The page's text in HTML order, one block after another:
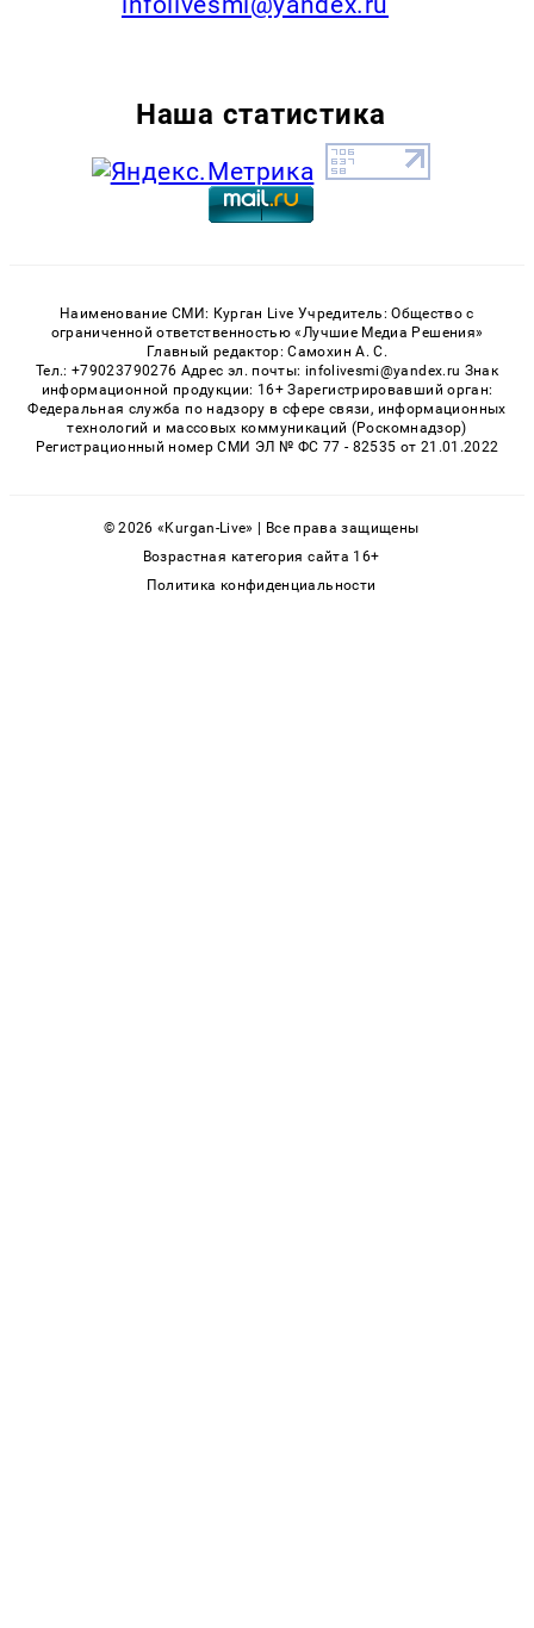
Наша статистика
Наименование СМИ: Курган Live Учредитель: Общество с
ограниченной ответственностью «Лучшие Медиа Решения»
Главный редактор: Самохин А. С.
Тел.: +79023790276 Адрес эл. почты: infolivesmi@yandex.ru Знак
информационной продукции: 16+ Зарегистрировавший орган:
Федеральная служба по надзору в сфере связи, информационных
технологий и массовых коммуникаций (Роскомнадзор)
Регистрационный номер СМИ ЭЛ № ФС 77 - 82535 от 21.01.2022
© 2026 «Kurgan-Live» | Все права защищены
Возрастная категория сайта 16+
Политика конфиденциальности